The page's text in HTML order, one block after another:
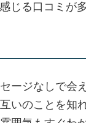
じる口コミが
ージなしで会
いのことを知